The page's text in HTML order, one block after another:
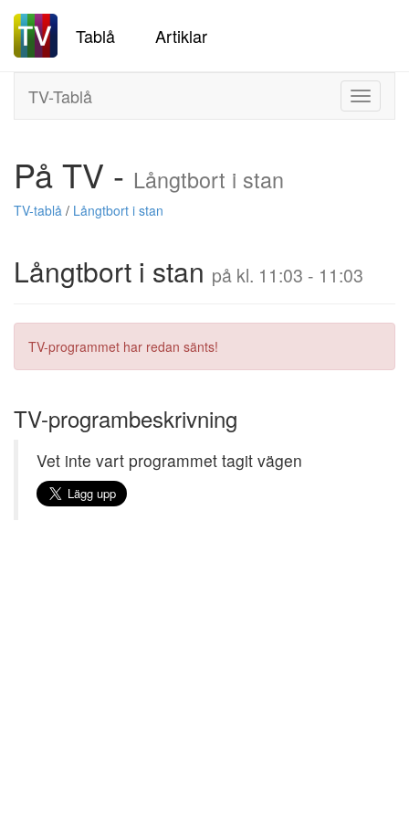
Tablå Artiklar
Toggle
TV-Tablå
På TV - Långtbort i stan
TV-tablå / Långtbort i stan
Långtbort i stan på kl. 11:03 - 11:03
TV-programmet har redan sänts!
TV-programbeskrivning
Vet inte vart programmet tagit vägen